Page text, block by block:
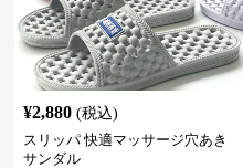
¥2,880 (税込)
スリッパ 快適マッサージ穴あき
サンダル